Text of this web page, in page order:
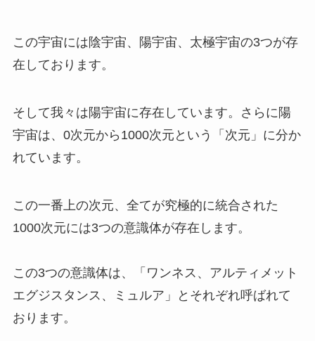
この宇宙には陰宇宙、陽宇宙、太極宇宙の3つが存
在しております。
そして我々は陽宇宙に存在しています。さらに陽
宇宙は、0次元から1000次元という「次元」に分か
れています。
この一番上の次元、全てが究極的に統合された
1000次元には3つの意識体が存在します。
この3つの意識体は、「ワンネス、アルティメット
エグジスタンス、ミュルア」とそれぞれ呼ばれて
おります。